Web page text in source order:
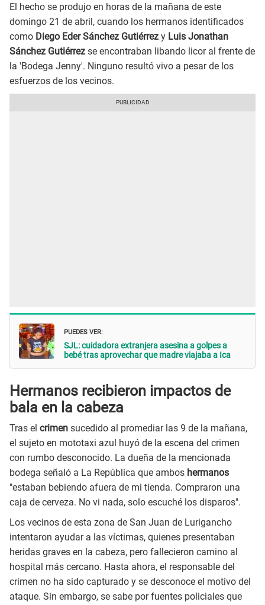
El hecho se produjo en horas de la mañana de este
domingo 21 de abril, cuando los hermanos identificados
como Diego Eder Sánchez Gutiérrez y Luis Jonathan
Sánchez Gutiérrez se encontraban libando licor al frente de
la 'Bodega Jenny'. Ninguno resultó vivo a pesar de los
esfuerzos de los vecinos.
PUEDES VER:
SJL: cuidadora extranjera asesina a golpes a
bebé tras aprovechar que madre viajaba a Ica
Hermanos recibieron impactos de
bala en la cabeza
Tras el crimen sucedido al promediar las 9 de la mañana,
el sujeto en mototaxi azul huyó de la escena del crimen
con rumbo desconocido. La dueña de la mencionada
bodega señaló a La República que ambos hermanos
"estaban bebiendo afuera de mi tienda. Compraron una
caja de cerveza. No vi nada, solo escuché los disparos".
Los vecinos de esta zona de San Juan de Lurigancho
intentaron ayudar a las víctimas, quienes presentaban
heridas graves en la cabeza, pero fallecieron camino al
hospital más cercano. Hasta ahora, el responsable del
crimen no ha sido capturado y se desconoce el motivo del
ataque. Sin embargo, se sabe por fuentes policiales que